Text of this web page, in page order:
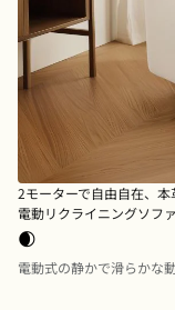
2モーターで自由自在、
電動リクライニングソフ
🌒
電動式の静かで滑らかな